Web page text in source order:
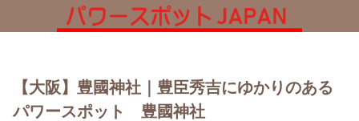
【大阪】豊國神社｜豊臣秀吉にゆかりのある
パワースポット 豊國神社